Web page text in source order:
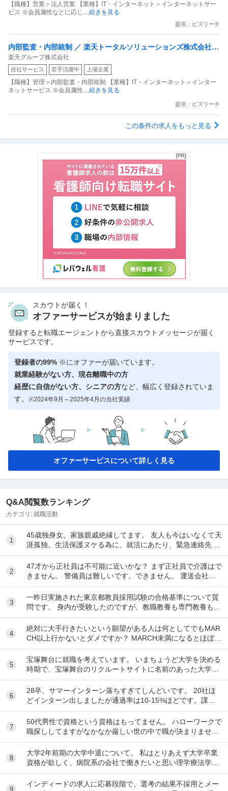
【職種】営業＞法人営業 【業種】IT・インターネット＞インターネットサー
ビス ※会員属性などに応じ
…続きを見る
提供：ビズリーチ
内部監査・内部統制 ／ 楽天トータルソリューションズ株式会社
戦略事業コンプライアンス支援部 業務統制支援課：ショップコン
プライアンス推進担当（SBCSD）
楽天グループ株式会社
自社サービス 若手活躍中 上場企業
【職種】管理＞内部監査・内部統制 【業種】IT・インターネット＞インター
ネットサービス ※会員属性 …続きを見る
提供：ビズリーチ
この条件の求人をもっと見る
スカウトが届く！
オファーサービスが始まりました
登録すると転職エージェントから直接スカウトメッセージが届く
サービスです。
登録者の99% ※にオファーが届いています。
就業経験がない方、現在離職中の方
経歴に自信がない方、シニアの方など、幅広く登録されていま
す。 ※2024年9月～2025年4月の当社実績
オファーサービスについて詳しく見る
Q&A閲覧数ランキング
カテゴリ: 就職活動
1
45歳独身女。家族親戚絶縁してます。 友人も今はいなくて天
涯孤独。生活保護ヌケる為に、就活にあたり、緊急連絡先 が
ネックになり駄目になってます。 現在賃...
2
47才から正社員は不可能に近いかな？ まず正社員で介護はで
きません。 警備員は難しいです。できません。 運送会社の
運転手は無理です。できません 過去にうつ...
3
一昨日実施された東京都教員採用試験の合格基準について質
問です。 身内が受験したのですが、教職教養も専門教養も6
割取れましたが、数学が0点だったとのことです...
4
絶対に大手行きたいという願望がある人は何としてでもMAR
CH以上行かないとダメですか？ MARCH未満になるとほぼ行
けなくなるのでもしそんな願望がありMA...
5
宝塚舞台に就職を考えています。 いまちょうど大学を決める
時期で、宝塚舞台のリクルートサイトに名前のあった大学に
行こうとしています。 ですが、習い事で「活動...
6
28卒、サマーインターン落ちすぎてしんどいです。 20社ほ
どインターン出しましたが通過率は10-15%ほどです。課題
点を洗い出すなど次に向けて出来ることに...
7
50代男性で資格という資格はもってません。 ハローワークで
職探ししてますがなかなか厳しい世の中で職が決まりませ
ん。 前の会社は閉鎖したため、やむなく無...
8
大学2年前期の大学中退について。 私はとりあえず大学卒業
資格が欲しく、病院系の会社で働きたいと思い理学療法学科
へ入りました。 しかし、そのモチベーションだ...
9
インディードの求人に応募段階で、選考の結果不採用とメー